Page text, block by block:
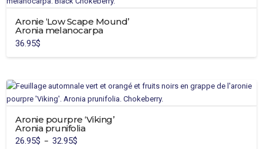
variations.
Les
options
peuvent
être
sur
la
du
produit
Aronie ‘Low Scape Mound’
Aronia melanocarpa
36.95$
plusieurs
variations.
Les
options
peuvent
Aronie pourpre ‘Viking’
Aronia prunifolia
26.95$ – 32.95$